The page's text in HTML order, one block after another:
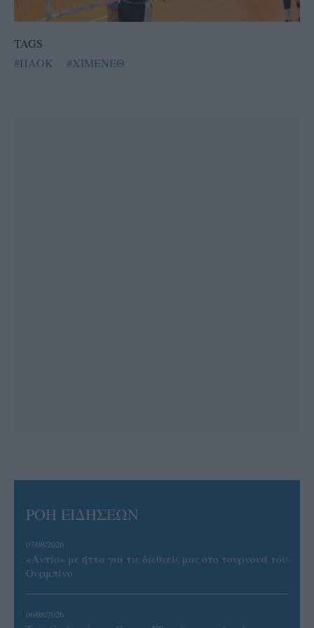
TAGS
#ΠΑΟΚ
#ΧΙΜΕΝΕΘ
ΡΟΗ ΕΙΔΗΣΕΩΝ
07/08/2026
«Αντίο» με ήττα για τις διεθνείς μας στο τουρνουά του
Ουρμπίνο
06/08/2026